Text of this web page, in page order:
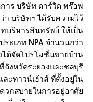
าร บริษัท ดาร์วิด พร๊อพ
ว่า บริษัทฯ ได้รับความไว้
บริหารสินทรัพย์ ให้เป็น
ะเภท NPA จำนวนกว่า
ด้จัดโปรโมชั่นขายบ้าน
งหวัดระยองและชลบุรี
ะทาวน์เฮ้าส์ ที่ตั้งอยู่ใน
กสบายในการอยู่อาศัย